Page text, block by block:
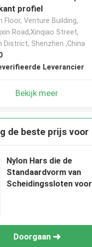
profiel
Floor, Venture Building,
Road,Xinqiao Street,
District, Shenzhen ,China
Leverancier
Bekijk meer
de beste prijs voor
Nylon Hars die de
Standaardvorm van
Scheidingssloten voor
Doorgaan